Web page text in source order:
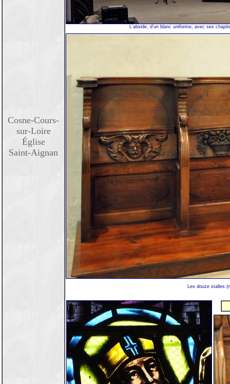
Cosne-Cours-
sur-Loire
Église
Saint-Aignan
L'abside, d'un blanc uniforme, avec ses
Les douze stalles